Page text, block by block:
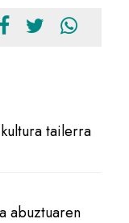
tailerra
abuztuaren